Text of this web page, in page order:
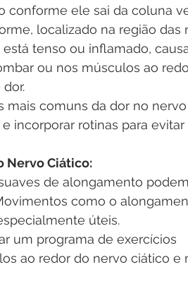
conforme ele sai da coluna
localizado na região das
tenso ou inflamado,
ou nos músculos ao
comuns da dor no
incorporar rotinas para
Nervo Ciático:
de alongamento
como o
úteis.
um programa de exercícios
ao redor do nervo ciático e